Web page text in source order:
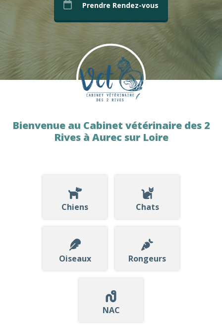
Prendre Rendez-vous
Bienvenue au Cabinet vétérinaire des 2
Rives à Aurec sur Loire
Chiens Chats
Oiseaux Rongeurs
NAC